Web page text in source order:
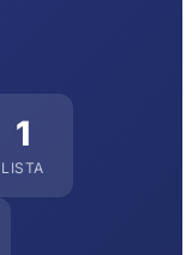
1
LISTA